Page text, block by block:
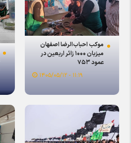
موکب احباب‌الرضا اصفهان
میزبان ۱۰۰۰ زائر اربعین در
عمود ۷۵۳
۱۱:۱۹ - ۱۴۰۵/۰۵/۱۲